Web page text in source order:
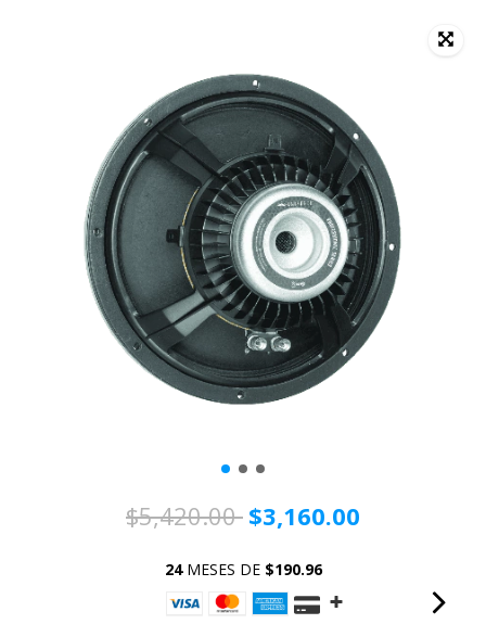
$5,420.00 $3,160.00
24MESES DE $190.96